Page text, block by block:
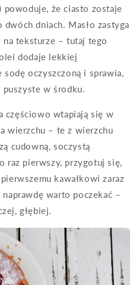
powoduje, że ciasto zostaje
dniach. Masło zastyga
na teksturze – tutaj tego
dodaje lekkiej
oczyszczoną i sprawia,
puszyste w środku.
częściowo wtapiają się w
wierzchu – te z wierzchu
cudowną, soczystą
raz pierwszy, przygotuj się,
kawałkowi zaraz
warto poczekać –
głębiej.